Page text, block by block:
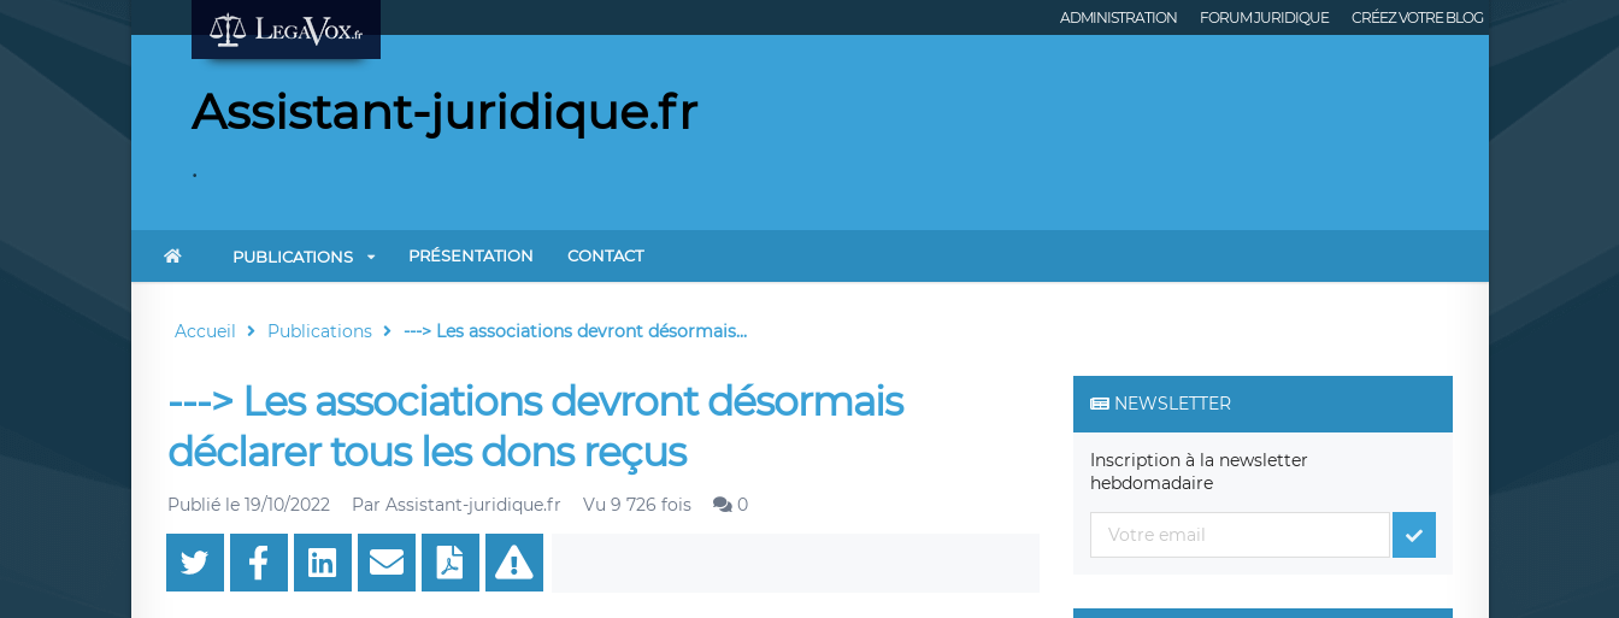
ADMINISTRATION FORUM JURIDIQUE CRÉEZ VOTRE BLOG
Assistant-juridique.fr
.
PUBLICATIONS PRÉSENTATION CONTACT
Accueil Publications ---> Les associations devront désormais...
---> Les associations devront désormais
déclarer tous les dons reçus
Publié le 19/10/2022 Par Assistant-juridique.fr Vu 9 726 fois 0
NEWSLETTER
Inscription à la newsletter
hebdomadaire